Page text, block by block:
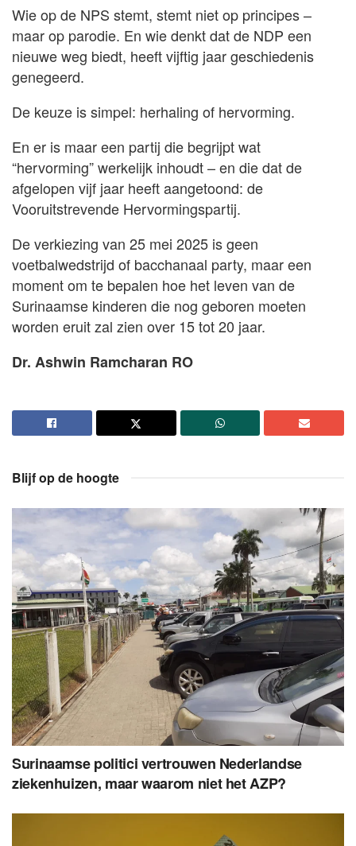
Wie op de NPS stemt, stemt niet op principes –
maar op parodie. En wie denkt dat de NDP een
nieuwe weg biedt, heeft vijftig jaar geschiedenis
genegeerd.
De keuze is simpel: herhaling of hervorming.
En er is maar een partij die begrijpt wat
“hervorming” werkelijk inhoudt – en die dat de
afgelopen vijf jaar heeft aangetoond: de
Vooruitstrevende Hervormingspartij.
De verkiezing van 25 mei 2025 is geen
voetbalwedstrijd of bacchanaal party, maar een
moment om te bepalen hoe het leven van de
Surinaamse kinderen die nog geboren moeten
worden eruit zal zien over 15 tot 20 jaar.
Dr. Ashwin Ramcharan RO
Blijf op de hoogte
Surinaamse politici vertrouwen Nederlandse
ziekenhuizen, maar waarom niet het AZP?